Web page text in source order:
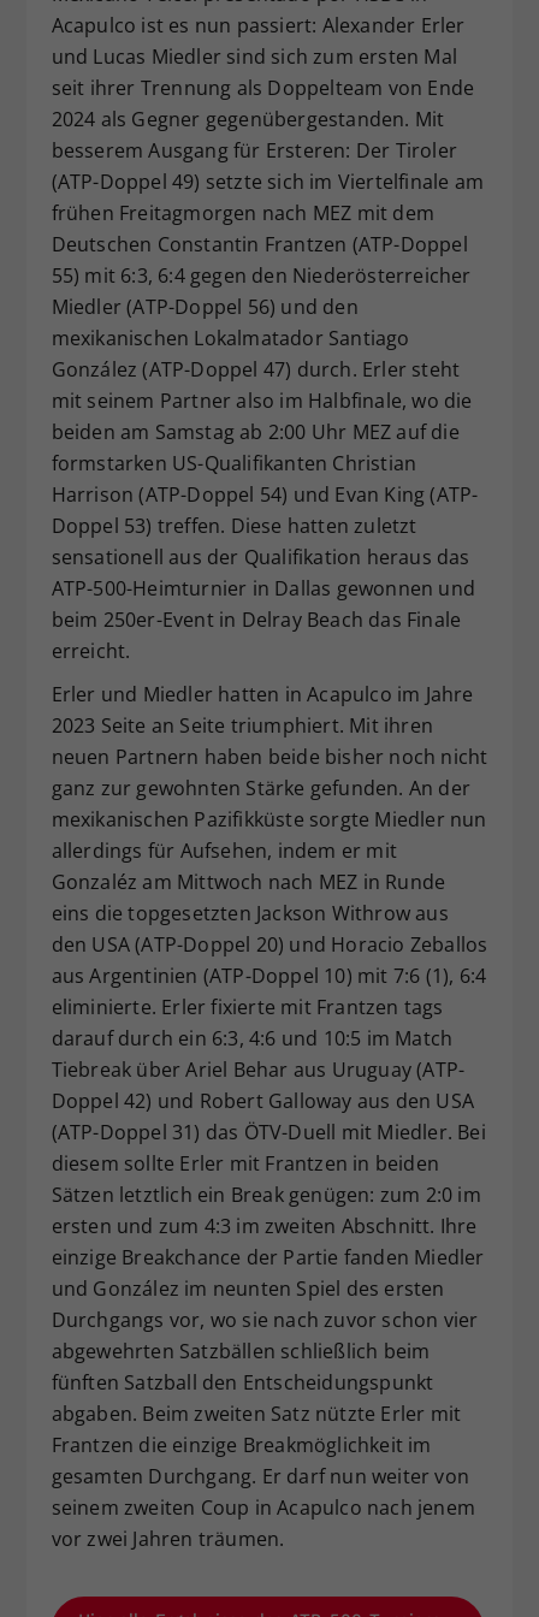
Acapulco ist es nun passiert: Alexander Erler
und Lucas Miedler sind sich zum ersten Mal
seit ihrer Trennung als Doppelteam von Ende
2024 als Gegner gegenübergestanden. Mit
besserem Ausgang für Ersteren: Der Tiroler
(ATP-Doppel 49) setzte sich im Viertelfinale am
frühen Freitagmorgen nach MEZ mit dem
Deutschen Constantin Frantzen (ATP-Doppel
55) mit 6:3, 6:4 gegen den Niederösterreicher
Miedler (ATP-Doppel 56) und den
mexikanischen Lokalmatador Santiago
González (ATP-Doppel 47) durch. Erler steht
mit seinem Partner also im Halbfinale, wo die
beiden am Samstag ab 2:00 Uhr MEZ auf die
formstarken US-Qualifikanten Christian
Harrison (ATP-Doppel 54) und Evan King (ATP-
Doppel 53) treffen. Diese hatten zuletzt
sensationell aus der Qualifikation heraus das
ATP-500-Heimturnier in Dallas gewonnen und
beim 250er-Event in Delray Beach das Finale
erreicht.
Erler und Miedler hatten in Acapulco im Jahre
2023 Seite an Seite triumphiert. Mit ihren
neuen Partnern haben beide bisher noch nicht
ganz zur gewohnten Stärke gefunden. An der
mexikanischen Pazifikküste sorgte Miedler nun
allerdings für Aufsehen, indem er mit
Gonzaléz am Mittwoch nach MEZ in Runde
eins die topgesetzten Jackson Withrow aus
den USA (ATP-Doppel 20) und Horacio Zeballos
aus Argentinien (ATP-Doppel 10) mit 7:6 (1), 6:4
eliminierte. Erler fixierte mit Frantzen tags
darauf durch ein 6:3, 4:6 und 10:5 im Match
Tiebreak über Ariel Behar aus Uruguay (ATP-
Doppel 42) und Robert Galloway aus den USA
(ATP-Doppel 31) das ÖTV-Duell mit Miedler. Bei
diesem sollte Erler mit Frantzen in beiden
Sätzen letztlich ein Break genügen: zum 2:0 im
ersten und zum 4:3 im zweiten Abschnitt. Ihre
einzige Breakchance der Partie fanden Miedler
und González im neunten Spiel des ersten
Durchgangs vor, wo sie nach zuvor schon vier
abgewehrten Satzbällen schließlich beim
fünften Satzball den Entscheidungspunkt
abgaben. Beim zweiten Satz nützte Erler mit
Frantzen die einzige Breakmöglichkeit im
gesamten Durchgang. Er darf nun weiter von
seinem zweiten Coup in Acapulco nach jenem
vor zwei Jahren träumen.
Zweck
Dieser Wert speichert Ihre Consent-
Einstellungen. Unter anderem eine
zufällig generierte ID, für die
historische Speicherung Ihrer
vorgenommen Einstellungen, falls der
Webseiten-Betreiber dies eingestellt
hat.